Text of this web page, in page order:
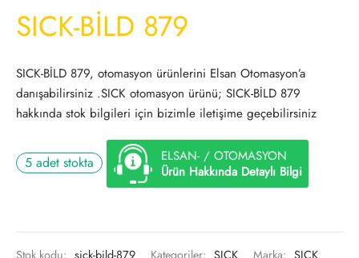
SICK-BİLD 879
SICK-BİLD 879, otomasyon ürünlerini Elsan Otomasyon’a
danışabilirsiniz .SICK otomasyon ürünü; SICK-BİLD 879
hakkında stok bilgileri için bizimle iletişime geçebilirsiniz
5 adet stokta
ELSAN- / OTOMASYON
Ürün Hakkında Detaylı Bilgi